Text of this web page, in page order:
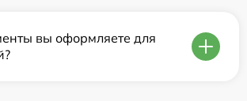
вы оформляете для